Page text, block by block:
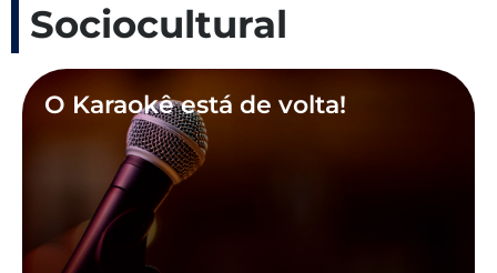
Sociocultural
O Karaokê está de volta!